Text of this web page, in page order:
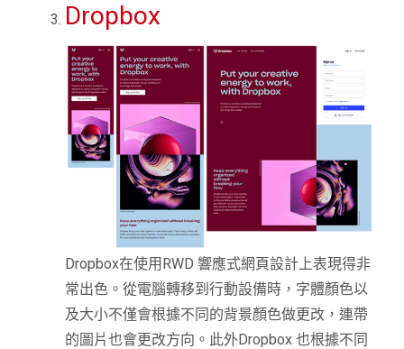
Dropbox
Dropbox在使用RWD 響應式網頁設計上表現得非
常出色。從電腦轉移到行動設備時，字體顏色以
及大小不僅會根據不同的背景顏色做更改，連帶
的圖片也會更改方向。此外Dropbox 也根據不同